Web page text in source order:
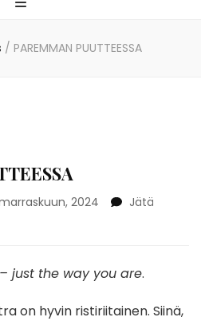
/ PAREMMAN PUUTTEESSA
2024
Jätä
– just the way you are.
on hyvin ristiriitainen. Siinä,